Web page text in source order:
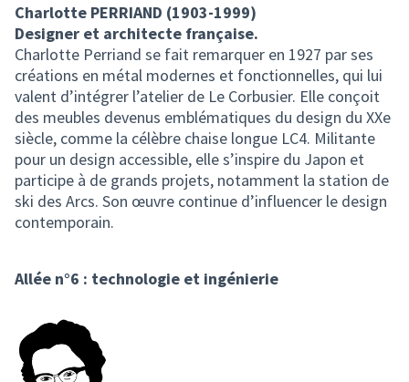
Charlotte PERRIAND (1903-1999)
Designer et architecte française.
Charlotte Perriand se fait remarquer en 1927 par ses
créations en métal modernes et fonctionnelles, qui lui
valent d’intégrer l’atelier de Le Corbusier. Elle conçoit
des meubles devenus emblématiques du design du XXe
siècle, comme la célèbre chaise longue LC4. Militante
pour un design accessible, elle s’inspire du Japon et
participe à de grands projets, notamment la station de
ski des Arcs. Son œuvre continue d’influencer le design
contemporain.
Allée n°6 : technologie et ingénierie